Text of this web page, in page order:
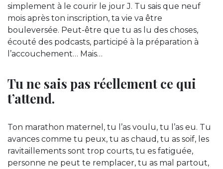
simplement à le courir le jour J. Tu sais que neuf
mois après ton inscription, ta vie va être
bouleversée. Peut-être que tu as lu des choses,
écouté des podcasts, participé à la préparation à
l’accouchement… Mais…
Tu ne sais pas réellement ce qui
t’attend.
Ton marathon maternel, tu l’as voulu, tu l’as eu. Tu
avances comme tu peux, tu as chaud, tu as soif, les
ravitaillements sont trop courts, tu es fatiguée,
personne ne peut te remplacer, tu as mal partout,